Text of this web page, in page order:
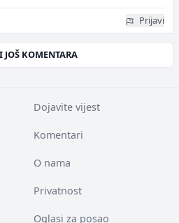
Prijavi
JOŠ KOMENTARA
Dojavite vijest
Komentari
O nama
Privatnost
Oglasi za posao